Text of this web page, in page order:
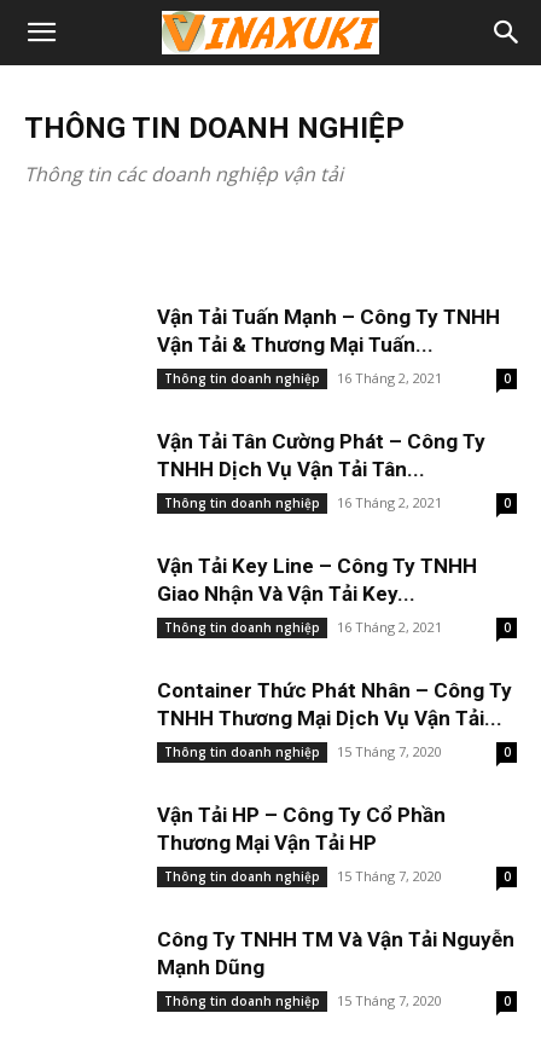
THÔNG TIN DOANH NGHIỆP
Thông tin các doanh nghiệp vận tải
Vận Tải Biển PNT – Công Ty TNHH
Thương Mại Và Vận Tải Biển PNT
Ngoc Huyen
Vận Tải Biển PNT – Công Ty TNHH
Thương Mại Và Vận Tải Biển PNT
Ngọc Huyên
Vận Tải Tuấn Mạnh – Công Ty TNHH
Vận Tải & Thương Mại Tuấn...
Thông tin doanh nghiệp 16 Tháng 2, 2021 0
Vận Tải Tân Cường Phát – Công Ty
TNHH Dịch Vụ Vận Tải Tân...
Thông tin doanh nghiệp 16 Tháng 2, 2021 0
Vận Tải Key Line – Công Ty TNHH
Giao Nhận Và Vận Tải Key...
Thông tin doanh nghiệp 16 Tháng 2, 2021 0
Container Thức Phát Nhân – Công Ty
TNHH Thương Mại Dịch Vụ Vận Tải...
Thông tin doanh nghiệp 15 Tháng 7, 2020 0
Vận Tải HP – Công Ty Cổ Phần
Thương Mại Vận Tải HP
Thông tin doanh nghiệp 15 Tháng 7, 2020 0
Công Ty TNHH TM Và Vận Tải Nguyễn
Mạnh Dũng
Thông tin doanh nghiệp 15 Tháng 7, 2020 0